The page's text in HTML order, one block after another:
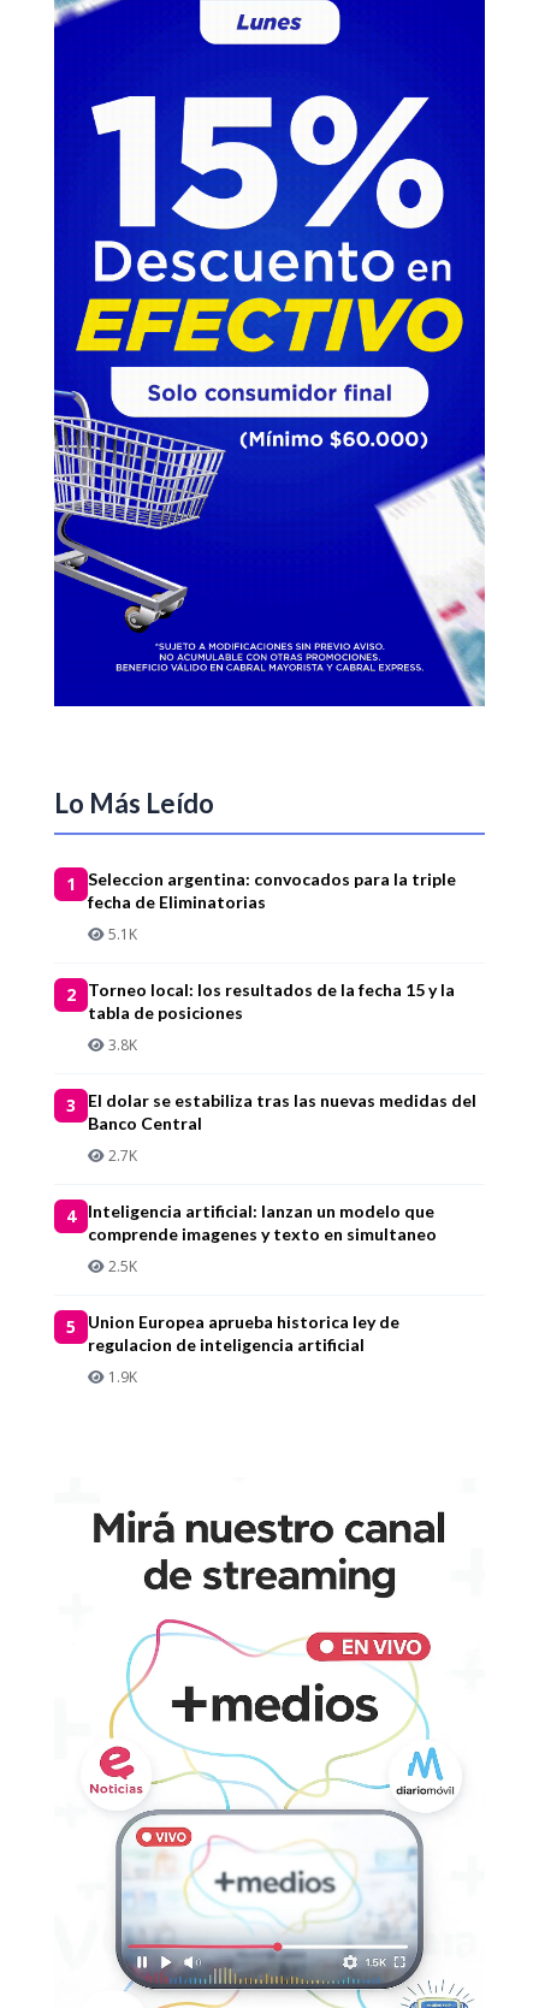
Lo Más Leído
1
Seleccion argentina: convocados para la triple
fecha de Eliminatorias
5.1K
2
Torneo local: los resultados de la fecha 15 y la
tabla de posiciones
3.8K
3
El dolar se estabiliza tras las nuevas medidas del
Banco Central
2.7K
4
Inteligencia artificial: lanzan un modelo que
comprende imagenes y texto en simultaneo
2.5K
5
Union Europea aprueba historica ley de
regulacion de inteligencia artificial
1.9K